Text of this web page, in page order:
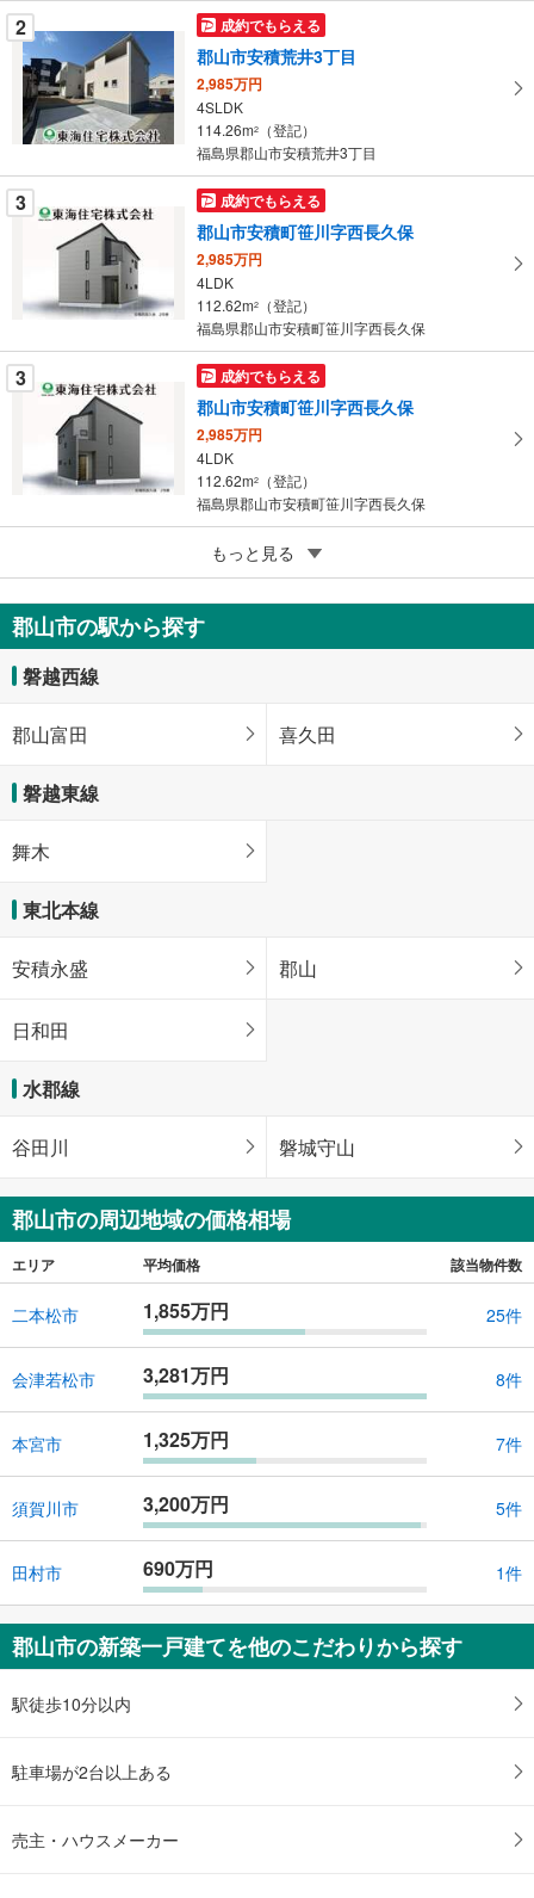
を
マ
イ
ペ
ー
に
保
2 成約でもらえる
郡山市安積荒井3丁目
2,985万円
4SLDK
114.26m2
（登記）
福島県郡山市安積荒井3丁目
3 成約でもらえる
郡山市安積町笹川字西長久保
2,985万円
4LDK
112.62m2
（登記）
福島県郡山市安積町笹川字西長久保
3 成約でもらえる
郡山市安積町笹川字西長久保
2,985万円
4LDK
112.62m2
（登記）
福島県郡山市安積町笹川字西長久保
成約でもらえる
郡山市菜根3丁目
2,980万円
4LDK
92.34m （登記）
もっと見る
郡山市の駅から探す
磐越西線
郡山富田 喜久田
磐越東線
舞木
東北本線
安積永盛 郡山
日和田
水郡線
谷田川 磐城守山
郡山市の周辺地域の価格相場
エリア 平均価格 該当物件数
二本松市 1,855万円 25件
会津若松市 3,281万円 8件
本宮市 1,325万円 7件
須賀川市 3,200万円 5件
田村市 690万円 1件
郡山市の新築一戸建てを他のこだわりから探す
駅徒歩10分以内
駐車場が2台以上ある
売主・ハウスメーカー